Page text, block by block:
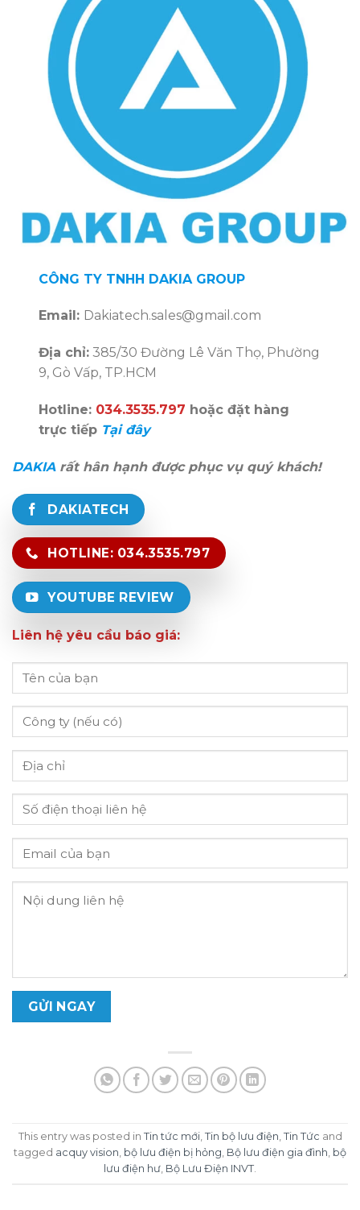
CÔNG TY TNHH DAKIA GROUP
Email: Dakiatech.sales@gmail.com
Địa chỉ: 385/30 Đường Lê Văn Thọ, Phường
9, Gò Vấp, TP.HCM
Hotline: 034.3535.797 hoặc đặt hàng
trực tiếp Tại đây
DAKIArất hân hạnh được phục vụ quý khách!
DAKIATECH
HOTLINE: 034.3535.797
YOUTUBE REVIEW
Liên hệ yêu cầu báo giá:
This entry was posted in Tin tức mới, Tin bộ lưu điện, Tin Tức and
tagged acquy vision, bộ lưu điện bị hỏng, Bộ lưu điện gia đình, bộ
lưu điện hư, Bộ Lưu Điện INVT.